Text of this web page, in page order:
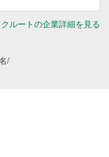
ルートの企業詳細を見る
/